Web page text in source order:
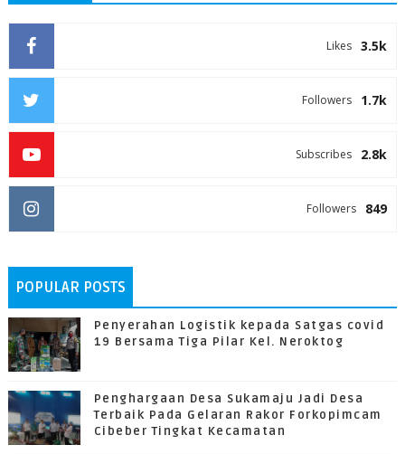
3.5k
Likes
1.7k
Followers
2.8k
Subscribes
849
Followers
POPULAR POSTS
Penyerahan Logistik kepada Satgas covid
19 Bersama Tiga Pilar Kel. Neroktog
Penghargaan Desa Sukamaju Jadi Desa
Terbaik Pada Gelaran Rakor Forkopimcam
Cibeber Tingkat Kecamatan